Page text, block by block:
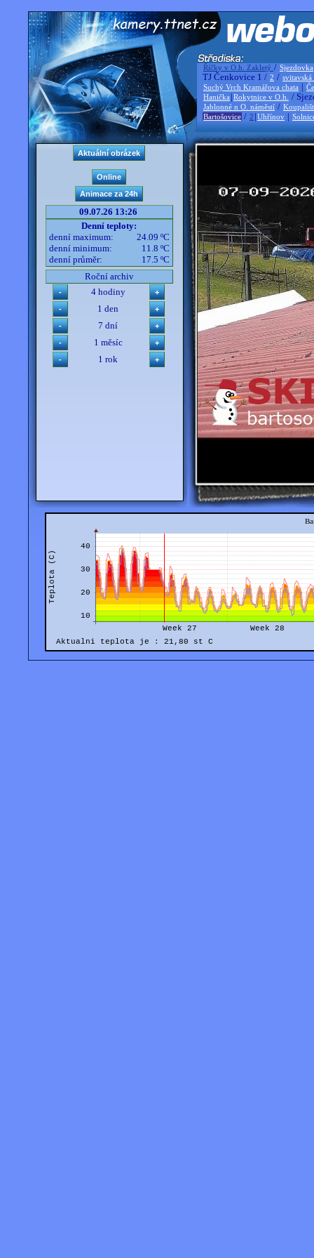
Říčky v O.h. Zakletý / Sjezdovka
TJ Čenkovice 1 / 2 / svitavská
Suchý Vrch Kramářova chata |
Hanička |Rokytnice v O.h. /
Jablonné n O. náměstí /
Bartošovice / 2 |Uhřínov |
09.07.26 13:26
Denní teploty:
denní maximum:
24.09 ºC
denní minimum:
11.8 ºC
denní průměr:
17.5 ºC
Roční archiv
4 hodiny
1 den
7 dní
1 měsíc
1 rok